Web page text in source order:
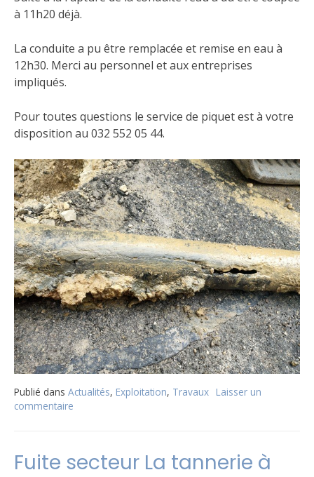
à 11h20 déjà.
La conduite a pu être remplacée et remise en eau à
12h30. Merci au personnel et aux entreprises
impliqués.
Pour toutes questions le service de piquet est à votre
disposition au 032 552 05 44.
Publié dans Actualités, Exploitation, Travaux Laisser un
commentaire
30
Fuite secteur La tannerie à